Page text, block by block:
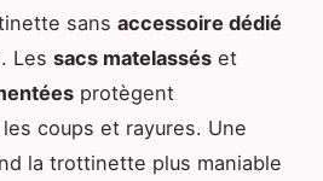
sans accessoire dédié
Les sacs matelassés et
protègent
coups et rayures. Une
la trottinette plus maniable